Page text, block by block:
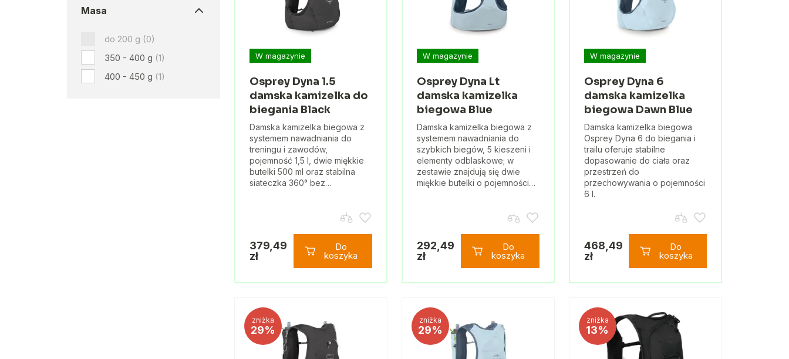
Masa
do 200 g (0)
350 - 400 g (1)
400 - 450 g (1)
W magazynie
Osprey Dyna 1.5
damska kamizelka do
biegania Black
Damska kamizelka biegowa z
systemem nawadniania do
treningu i zawodów,
pojemność 1,5 l, dwie miękkie
butelki 500 ml oraz stabilna
siateczka 360° bez…
379,49
zł
Do
koszyka
W magazynie
Osprey Dyna Lt
damska kamizelka
biegowa Blue
Damska kamizelka biegowa z
systemem nawadniania do
szybkich biegów, 5 kieszeni i
elementy odblaskowe; w
zestawie znajdują się dwie
miękkie butelki o pojemności…
292,49
zł
Do
koszyka
W magazynie
Osprey Dyna 6
damska kamizelka
biegowa Dawn Blue
Damska kamizelka biegowa
Osprey Dyna 6 do biegania i
trailu oferuje stabilne
dopasowanie do ciała oraz
przestrzeń do
przechowywania o pojemności
6 l.
468,49
zł
Do
koszyka
zniżka
29%
zniżka
29%
zniżka
13%